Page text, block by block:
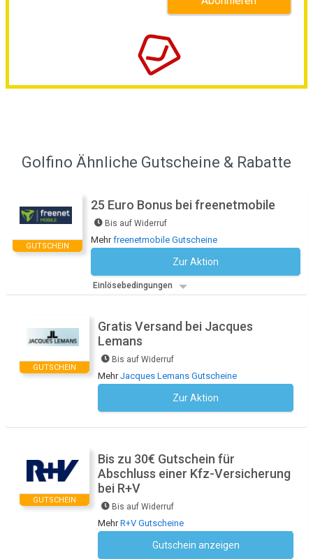
Golfino Ähnliche Gutscheine & Rabatte
GUTSCHEIN
25 Euro Bonus bei freenetmobile
Bis auf Widerruf
Mehrfreenetmobile Gutscheine
Zur Aktion
Einlösebedingungen
GUTSCHEIN
Gratis Versand bei Jacques
Lemans
Bis auf Widerruf
MehrJacques Lemans Gutscheine
Zur Aktion
GUTSCHEIN
Bis zu 30€ Gutschein für
Abschluss einer Kfz-Versicherung
bei R+V
Bis auf Widerruf
MehrR+V Gutscheine
Gutschein anzeigen